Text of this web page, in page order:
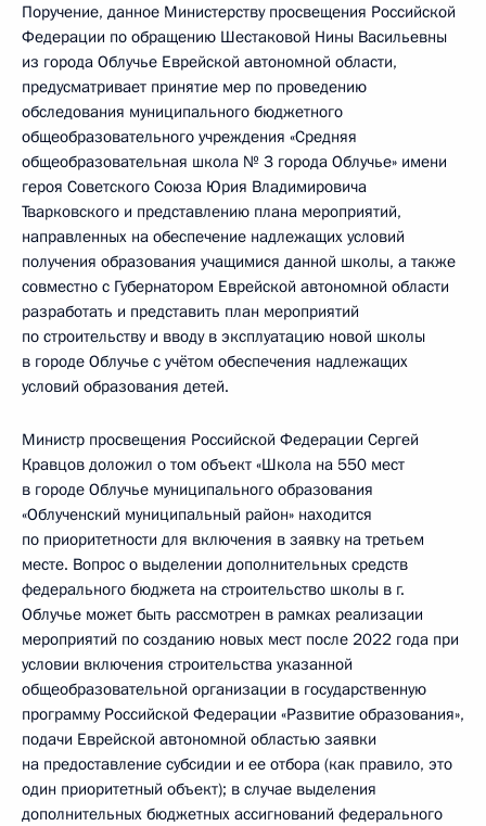
Поручение, данное Министерству просвещения Российской
Федерации по обращению Шестаковой Нины Васильевны
из города Облучье Еврейской автономной области,
предусматривает принятие мер по проведению
обследования муниципального бюджетного
общеобразовательного учреждения «Средняя
общеобразовательная школа № 3 города Облучье» имени
героя Советского Союза Юрия Владимировича
Тварковского и представлению плана мероприятий,
направленных на обеспечение надлежащих условий
получения образования учащимися данной школы, а также
совместно с Губернатором Еврейской автономной области
разработать и представить план мероприятий
по строительству и вводу в эксплуатацию новой школы
в городе Облучье с учётом обеспечения надлежащих
условий образования детей.
Министр просвещения Российской Федерации Сергей
Кравцов доложил о том объект «Школа на 550 мест
в городе Облучье муниципального образования
«Облученский муниципальный район» находится
по приоритетности для включения в заявку на третьем
месте. Вопрос о выделении дополнительных средств
федерального бюджета на строительство школы в г.
Облучье может быть рассмотрен в рамках реализации
мероприятий по созданию новых мест после 2022 года при
условии включения строительства указанной
общеобразовательной организации в государственную
программу Российской Федерации «Развитие образования»,
подачи Еврейской автономной областью заявки
на предоставление субсидии и ее отбора (как правило, это
один приоритетный объект); в случае выделения
дополнительных бюджетных ассигнований федерального